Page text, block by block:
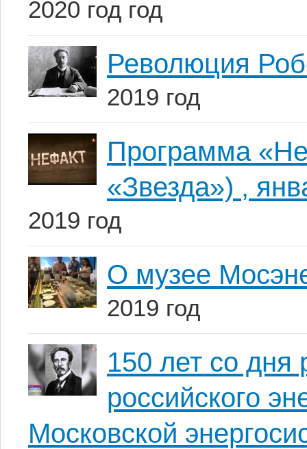
2020 год год
Революция
2019 год
Программа
«Звезда») ,
2019 год
О музее
2019 год
150 лет со
российского
Московской